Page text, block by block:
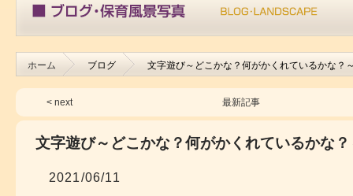
ホーム ブログ 文字遊び～どこかな？何がかくれているかな？
< next 最新記事
文字遊び～どこかな？何がかくれているかな？
2021/06/11